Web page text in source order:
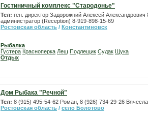
Гостиничный комплекс "Стародонье"
Тел: ген. директор Задорожний Алексей Александрович
администратор (Reception) 8-919-898-15-69
Ростовская область / Константиновск
Рыбалка
Густера Красноперка Лещ Подлещик Судак Щука
Отдых
Дом Рыбака "Речной"
Тел: 8 (915) 495-54-62 Роман, 8 (926) 734-29-26
Ростовская область / село Болотово